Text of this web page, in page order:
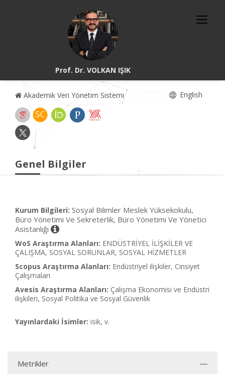
Prof. Dr. VOLKAN IŞIK
Akademik Veri Yönetim Sistemi English
Genel Bilgiler
Kurum Bilgileri: Sosyal Bilimler Meslek Yüksekokulu,
Büro Yönetimi Ve Sekreterlik, Büro Yönetimi Ve Yönetici
Asistanlığı
WoS Araştırma Alanları: ENDÜSTRİYEL İLİŞKİLER VE
ÇALIŞMA, SOSYAL SORUNLAR, SOSYAL HİZMETLER
Scopus Araştırma Alanları: Endüstriyel ilişkiler, Cinsiyet
Çalışmaları
Avesis Araştırma Alanları: Çalışma Ekonomisi ve Endüstri
ilişkileri, Sosyal Politika ve Sosyal Güvenlik
Yayınlardaki İsimler: isik, v.
Metrikler